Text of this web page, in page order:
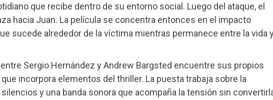
que recibe dentro de su entorno social. Luego del ataque, el
hacia Juan. La película se concentra entonces en el impacto
sucede alrededor de la víctima mientras permanece entre la vida
Sergio Hernández y Andrew Bargsted encuentre sus propios
incorpora elementos del thriller. La puesta trabaja sobre la
y una banda sonora que acompaña la tensión sin